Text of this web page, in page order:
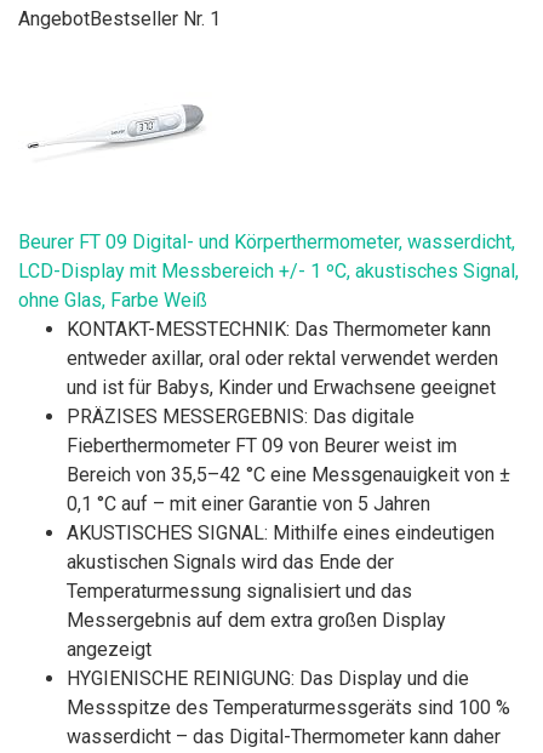
AngebotBestseller Nr. 1
Beurer FT 09 Digital- und Körperthermometer, wasserdicht,
LCD-Display mit Messbereich +/- 1 ºC, akustisches Signal,
ohne Glas, Farbe Weiß
KONTAKT-MESSTECHNIK: Das Thermometer kann
entweder axillar, oral oder rektal verwendet werden
und ist für Babys, Kinder und Erwachsene geeignet
PRÄZISES MESSERGEBNIS: Das digitale
Fieberthermometer FT 09 von Beurer weist im
Bereich von 35,5–42 °C eine Messgenauigkeit von ±
0,1 °C auf – mit einer Garantie von 5 Jahren
AKUSTISCHES SIGNAL: Mithilfe eines eindeutigen
akustischen Signals wird das Ende der
Temperaturmessung signalisiert und das
Messergebnis auf dem extra großen Display
angezeigt
HYGIENISCHE REINIGUNG: Das Display und die
Messspitze des Temperaturmessgeräts sind 100 %
wasserdicht – das Digital-Thermometer kann daher